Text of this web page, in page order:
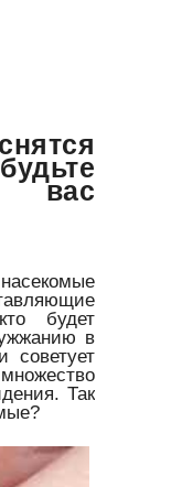
вас
будет
в
советует
Так